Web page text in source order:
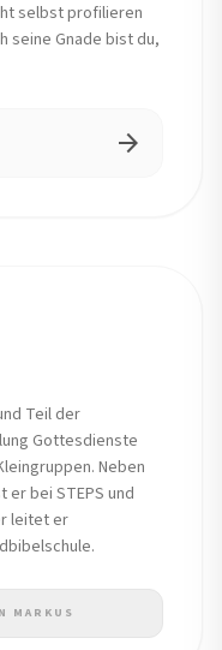
selbst profilieren
seine Gnade bist du,
arrow_forward
Teil der
Gottesdienste
Neben
bei STEPS und
leitet er
MARKUS